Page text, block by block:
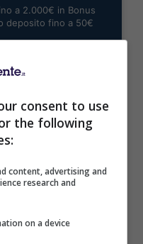
a 2.000€ in Bonus
deposito fino a 50€
consent to use
the following
content, advertising and
research and
on a device